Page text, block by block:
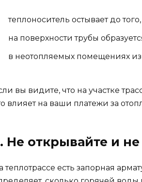
теплоноситель остывает до
на поверхности трубы
в неотопляемых помещениях
вы видите, что на участке
влияет на ваши платежи за
Не открывайте и
теплотрассе есть запорная